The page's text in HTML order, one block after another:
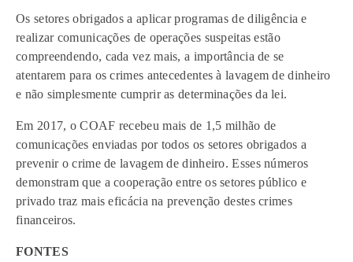
Os setores obrigados a aplicar programas de diligência e
realizar comunicações de operações suspeitas estão
compreendendo, cada vez mais, a importância de se
atentarem para os crimes antecedentes à lavagem de dinheiro
e não simplesmente cumprir as determinações da lei.
Em 2017, o COAF recebeu mais de 1,5 milhão de
comunicações enviadas por todos os setores obrigados a
prevenir o crime de lavagem de dinheiro. Esses números
demonstram que a cooperação entre os setores público e
privado traz mais eficácia na prevenção destes crimes
financeiros.
FONTES